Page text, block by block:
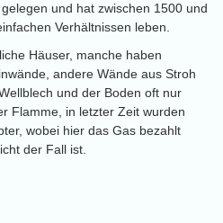
und hat zwischen 1500 und
Verhältnissen leben.
Häuser, manche haben
andere Wände aus Stroh
und der Boden oft nur
Flamme, in letzter Zeit wurden
wobei hier das Gas bezahlt
der Fall ist.